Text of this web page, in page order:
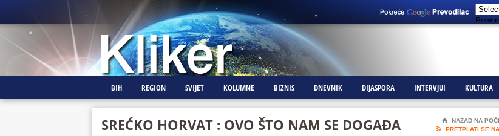
BIH REGION SVIJET KOLUMNE BIZNIS DNEVNIK DIJASPORA INTERVJUI KULTURA
SREĆKO HORVAT : OVO ŠTO NAM SE DOGAĐA
⌂
NAZAD NA

PRETPLATI SE